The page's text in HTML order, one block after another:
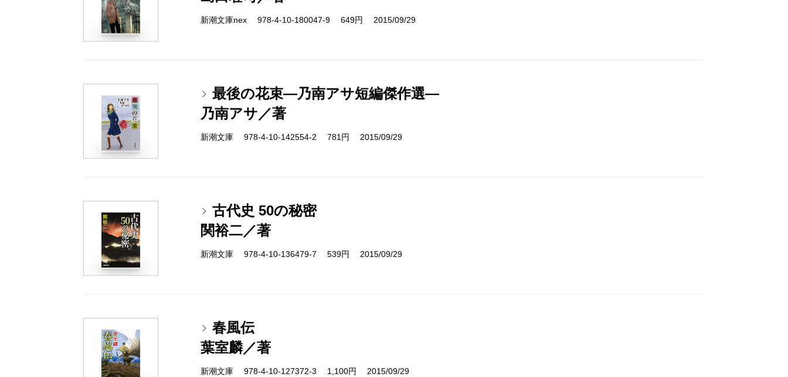
新潮文庫nex 978-4-10-180047-9 649円 2015/09/29
最後の花束―乃南アサ短編傑作選―
乃南アサ／著
新潮文庫 978-4-10-142554-2 781円 2015/09/29
古代史 50の秘密
関裕二／著
新潮文庫 978-4-10-136479-7 539円 2015/09/29
春風伝
葉室麟／著
新潮文庫 978-4-10-127372-3 1,100円 2015/09/29